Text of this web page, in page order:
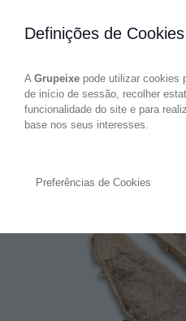
Definições de Cookies
A Grupeixe pode utilizar cookies
de início de sessão, recolher
funcionalidade do site e para
base nos seus interesses.
Preferências de Cookies